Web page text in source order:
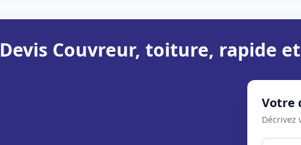
Devis Couvreur, toiture, rapide
Votre
Décrivez